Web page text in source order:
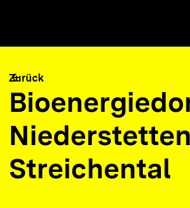
arrow_back
Zurück
Streichental